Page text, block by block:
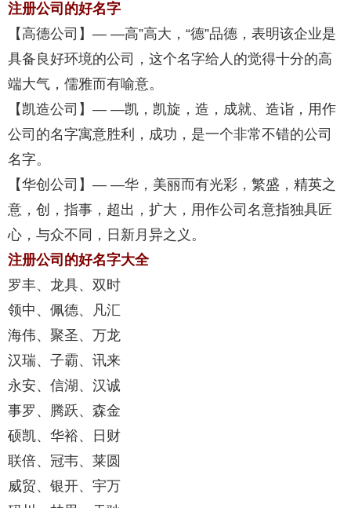
注册公司的好名字
【高德公司】— —高”高大，“德”品德，表明该企业是
具备良好环境的公司，这个名字给人的觉得十分的高
端大气，儒雅而有喻意。
【凯造公司】— —凯，凯旋，造，成就、造诣，用作
公司的名字寓意胜利，成功，是一个非常不错的公司
名字。
【华创公司】— —华，美丽而有光彩，繁盛，精英之
意，创，指事，超出，扩大，用作公司名意指独具匠
心，与众不同，日新月异之义。
注册公司的好名字大全
罗丰、龙具、双时
领中、佩德、凡汇
海伟、聚圣、万龙
汉瑞、子霸、讯来
永安、信湖、汉诚
事罗、腾跃、森金
硕凯、华裕、日财
联倍、冠韦、莱圆
威贸、银开、宇万